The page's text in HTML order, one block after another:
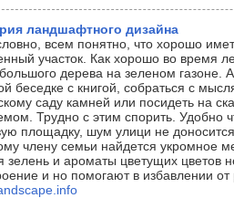
ландшафтного дизайна
всем понятно, что хорошо
участок. Как хорошо во время
дерева на зеленом газоне.
беседке с книгой, собраться с
саду камней или посидеть на
Трудно с этим спорить. Удобно
площадку, шум улици не доносится
члену семьи найдется укромное
зелень и ароматы цветущих цветов
и но помогают в избавлении